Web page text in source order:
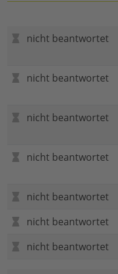
nicht beantwortet
nicht beantwortet
nicht beantwortet
nicht beantwortet
nicht beantwortet
nicht beantwortet
nicht beantwortet